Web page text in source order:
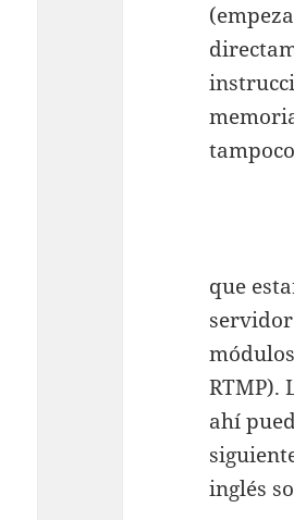
que
RTMP).
ahí
inglés